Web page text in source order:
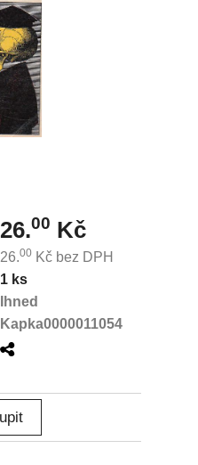
26.00 Kč
26.00 Kč bez DPH
1 ks
Ihned
Kapka0000011054